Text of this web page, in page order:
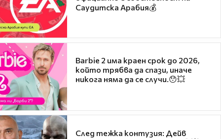
Саудитска Арабия💰
Barbie 2 има краен срок до 2026,
който трябва да спази, иначе
никога няма да се случи.😯💥
След тежка контузия: Дейв